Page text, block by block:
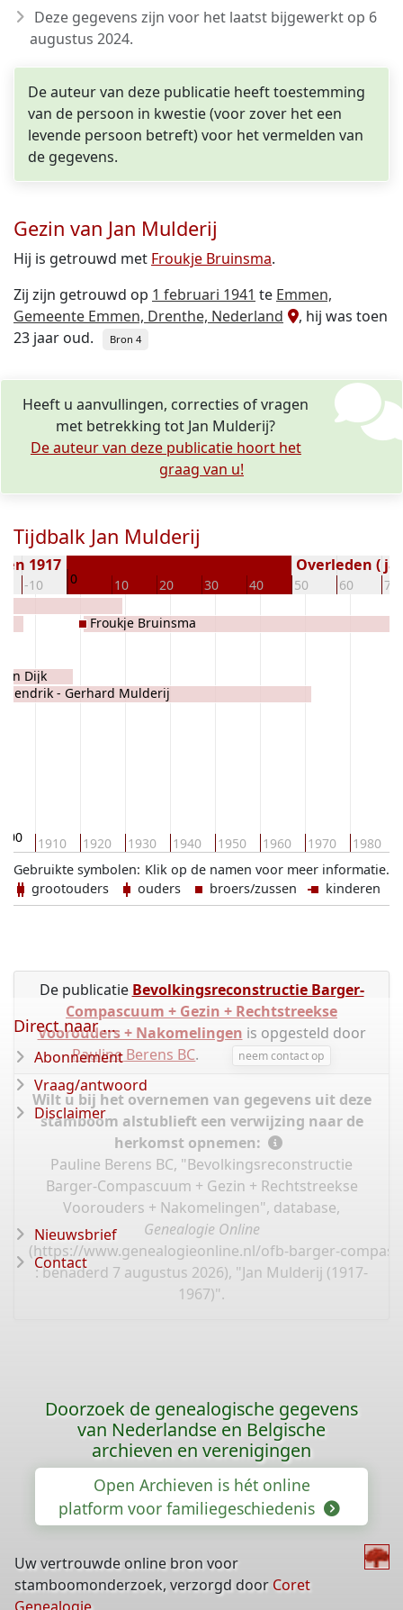
Deze gegevens zijn voor het laatst bijgewerkt op 6
augustus 2024.
De auteur van deze publicatie heeft toestemming
van de persoon in kwestie (voor zover het een
levende persoon betreft) voor het vermelden van
de gegevens.
Gezin van Jan Mulderij
Hij is getrouwd met Froukje Bruinsma.
Zij zijn getrouwd op 1 februari 1941 te Emmen,
Gemeente Emmen, Drenthe, Nederland
, hij was toen
23 jaar oud.
Bron 4
Heeft u aanvullingen, correcties of vragen
met betrekking tot Jan Mulderij?
De auteur van deze publicatie hoort het
graag van u!
Tijdbalk Jan Mulderij
-10 0 10 20 30 40 50 60 70
1917 Overleden (
1910 1920 1930 1940 1950 1960 1970 1980
Dijk
Hendrik - Gerhard Mulderij
Froukje Bruinsma
Klik op de namen voor meer informatie.
Gebruikte symbolen:
grootouders
ouders broers/zussen kinderen
De publicatie Bevolkingsreconstructie Barger-
Compascuum + Gezin + Rechtstreekse
Voorouders + Nakomelingen is opgesteld door
Pauline Berens BC. neem contact op
Wilt u bij het overnemen van gegevens uit deze
stamboom alstublieft een verwijzing naar de
herkomst opnemen:
Pauline Berens BC, "Bevolkingsreconstructie
Barger-Compascuum + Gezin + Rechtstreekse
Voorouders + Nakomelingen", database,
Genealogie Online
(https://www.genealogieonline.nl/ofb-barger-
: benaderd 7 augustus 2026), "Jan Mulderij (1917-
1967)".
Direct naar ...
Abonnement
Vraag/antwoord
Disclaimer
Nieuwsbrief
Contact
Doorzoek de genealogische gegevens
van Nederlandse en Belgische
archieven en verenigingen
Open Archieven is hét online
platform voor familiegeschiedenis
Uw vertrouwde online bron voor
stamboomonderzoek, verzorgd door Coret